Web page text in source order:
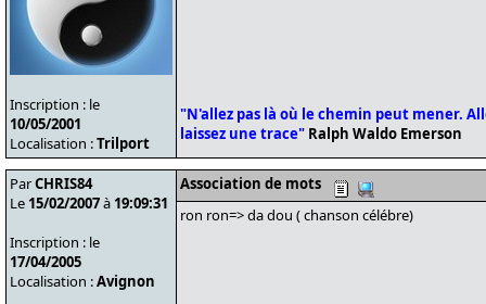
Inscription : le
10/05/2001
Localisation :Trilport
"N'allez pas là où le chemin peut mener.
laissez une trace" Ralph Waldo Emerson
ParCHRIS84
Le 15/02/2007à 19:09:31
Inscription : le
17/04/2005
Localisation :Avignon
Association de mots
ron ron=> da dou ( chanson célébre)